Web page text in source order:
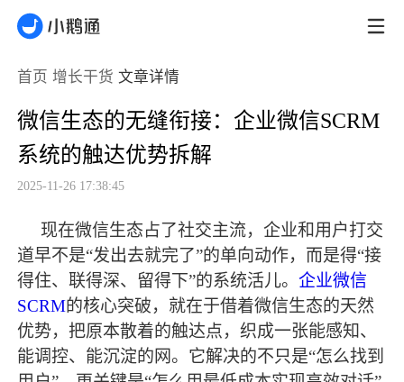
首页 增长干货 文章详情
微信生态的无缝衔接：企业微信SCRM
系统的触达优势拆解
2025-11-26 17:38:45
现在微信生态占了社交主流，企业和用户打交
道早不是“发出去就完了”的单向动作，而是得“接
得住、联得深、留得下”的系统活儿。企业微信
SCRM的核心突破，就在于借着微信生态的天然
优势，把原本散着的触达点，织成一张能感知、
能调控、能沉淀的网。它解决的不只是“怎么找到